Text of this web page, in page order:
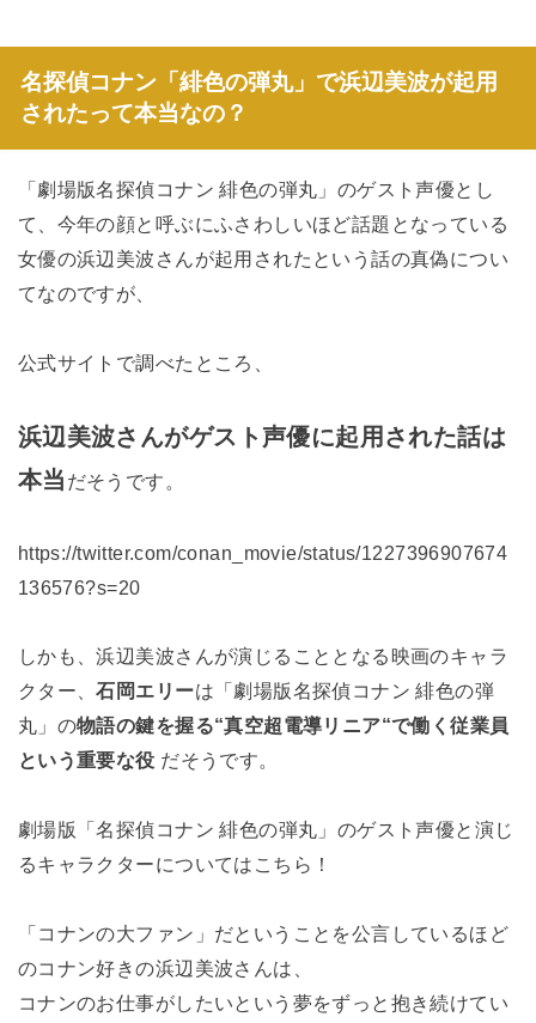
名探偵コナン「緋色の弾丸」で浜辺美波が起用
されたって本当なの？
「劇場版名探偵コナン 緋色の弾丸」のゲスト声優とし
て、今年の顔と呼ぶにふさわしいほど話題となっている
女優の浜辺美波さんが起用されたという話の真偽につい
てなのですが、
公式サイトで調べたところ、
浜辺美波さんがゲスト声優に起用された話は
本当 だそうです。
https://twitter.com/conan_movie/status/1227396907674
136576?s=20
しかも、浜辺美波さんが演じることとなる映画のキャラ
クター、石岡エリーは「劇場版名探偵コナン 緋色の弾
丸」の物語の鍵を握る“真空超電導リニア“で働く従業員
という重要な役 だそうです。
劇場版「名探偵コナン 緋色の弾丸」のゲスト声優と演じ
るキャラクターについてはこちら！
「コナンの大ファン」だということを公言しているほど
のコナン好きの浜辺美波さんは、
コナンのお仕事がしたいという夢をずっと抱き続けてい